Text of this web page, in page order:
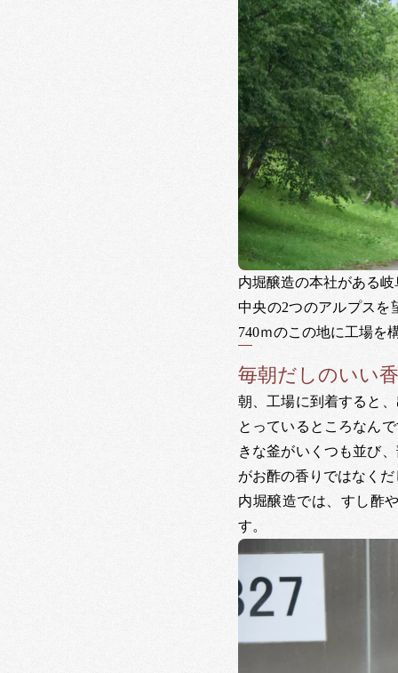
内堀醸造の本社がある
中央の2つのアルプス
740ｍのこの地に工場を
毎朝だしのいい
朝、工場に到着すると
とっているところなん
きな釜がいくつも並び
がお酢の香りではなく
内堀醸造では、すし酢
す。